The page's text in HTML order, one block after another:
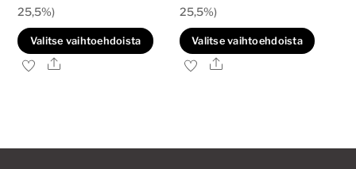
-
33,00€
25,5%)
Valitse vaihtoehdoista
Tällä
tuotteella
Voit
Ale
-
51,90€
25,5%)
Valitse vaihtoehdoista
Voit
Ale